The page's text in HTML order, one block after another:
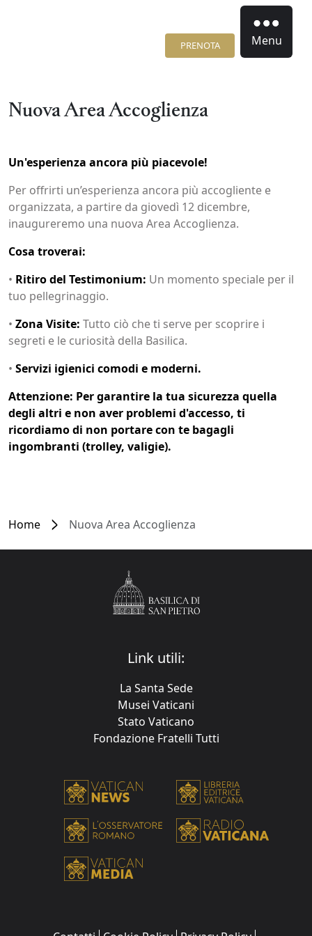
PRENOTA Menu
Nuova Area Accoglienza
Un'esperienza ancora più piacevole!
Per offrirti un’esperienza ancora più accogliente e
organizzata, a partire da giovedì 12 dicembre,
inaugureremo una nuova Area Accoglienza.
Cosa troverai:
• Ritiro del Testimonium: Un momento speciale per il
tuo pellegrinaggio.
• Zona Visite: Tutto ciò che ti serve per scoprire i
segreti e le curiosità della Basilica.
• Servizi igienici comodi e moderni.
Attenzione: Per garantire la tua sicurezza quella
degli altri e non aver problemi d'accesso, ti
ricordiamo di non portare con te bagagli
ingombranti (trolley, valigie).
Home Nuova Area Accoglienza
Link utili:
La Santa Sede
Musei Vaticani
Stato Vaticano
Fondazione Fratelli Tutti